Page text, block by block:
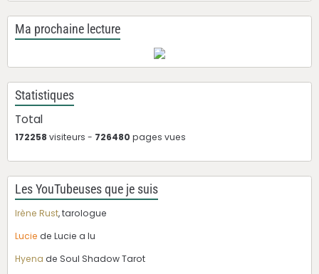
Ma prochaine lecture
Statistiques
Total
172258 visiteurs - 726480 pages vues
Les YouTubeuses que je suis
Irène Rust, tarologue
Lucie de Lucie a lu
Hyena de Soul Shadow Tarot